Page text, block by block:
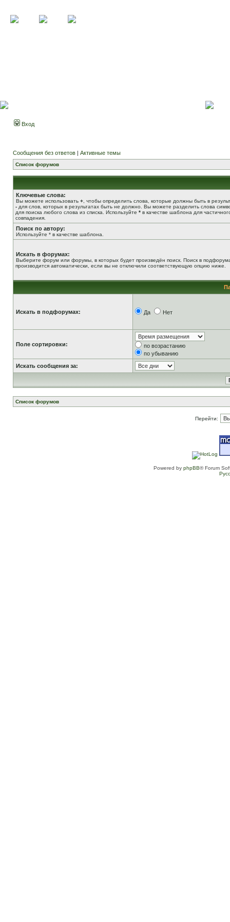
Вход
Сообщения без ответов | Активные темы
Список форумов
Ключевые слова:
Вы можете использовать + , чтобы определить слова, которые должны быть в
- для слов, которых в результатах быть не должно. Вы можете разделить слова
для поиска любого слова из списка. Используйте * в качестве шаблона для
совпадения.
Поиск по автору:
Используйте * в качестве шаблона.
Искать в форумах:
Выберите форум или форумы, в которых будет произведён поиск. Поиск в
производится автоматически, если вы не отключили соответствующую опцию ниже.
Искать в подфорумах: Да Нет
Поле сортировки:
по возрастанию
по убыванию
Искать сообщения за:
Список форумов
Перейти:
Powered by phpBB® Forum